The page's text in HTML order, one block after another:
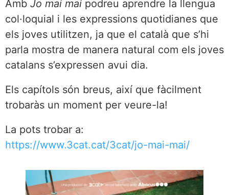
Amb Jo mai mai podreu aprendre la llengua
col·loquial i les expressions quotidianes que
els joves utilitzen, ja que el català que s’hi
parla mostra de manera natural com els joves
catalans s’expressen avui dia.
Els capítols són breus, així que fàcilment
trobaràs un moment per veure-la!
La pots trobar a:
https://www.3cat.cat/3cat/jo-mai-mai/